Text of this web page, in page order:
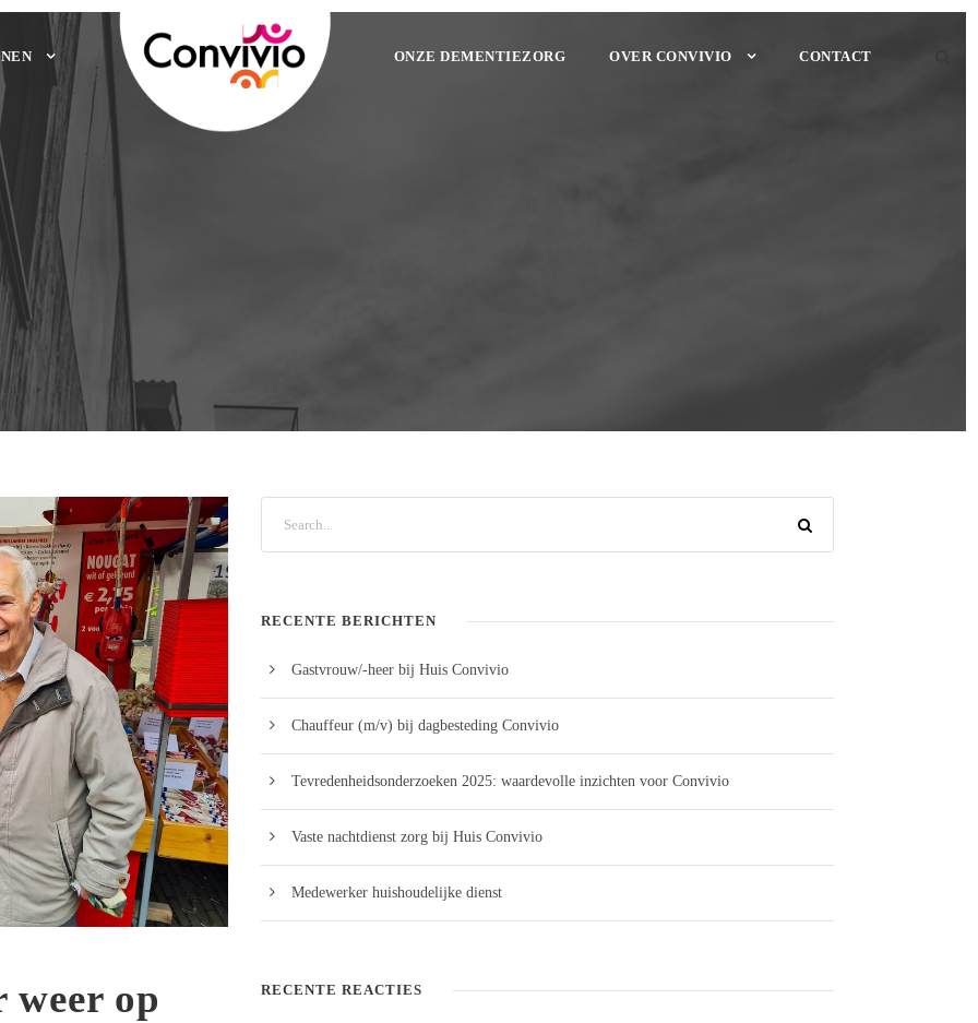
ONZE DEMENTIEZORG OVER CONVIVIO CONTACT
weer op
RECENTE BERICHTEN
Gastvrouw/-heer bij Huis Convivio
Chauffeur (m/v) bij dagbesteding Convivio
Tevredenheidsonderzoeken 2025: waardevolle inzichten voor Convivio
Vaste nachtdienst zorg bij Huis Convivio
Medewerker huishoudelijke dienst
RECENTE REACTIES